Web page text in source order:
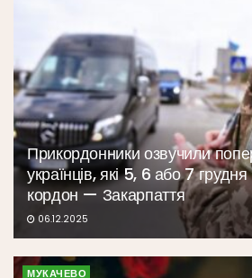
Прикордонники озвучили
українців, які 5, 6 або 7
кордон — Закарпаття
06.12.2025
МУКАЧЕВО